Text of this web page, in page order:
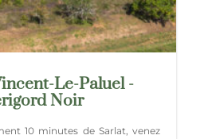
Le-Paluel -
Noir
10 minutes de Sarlat, venez